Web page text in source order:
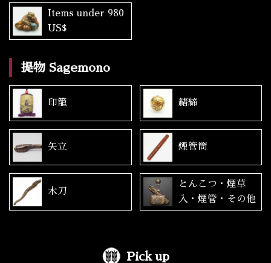
Items under 980
US$
提物 Sagemono
印籠 緒締
矢立 煙管筒
木刀
とんこつ・煙草
入・煙管・その他
Pick up